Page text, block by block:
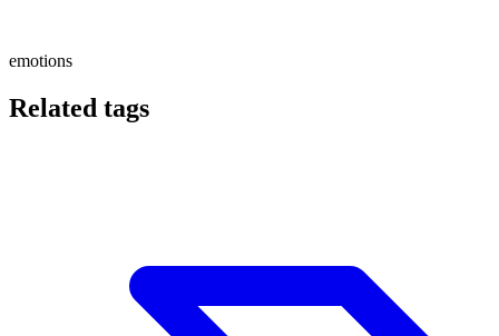
emotions
Related tags